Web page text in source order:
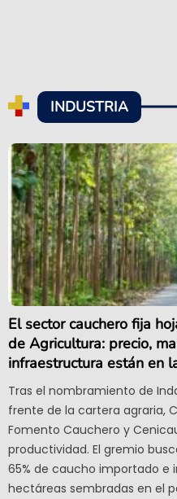
INDUSTRIA
El sector cauchero fija
de Agricultura: precio,
infraestructura están en
Tras el nombramiento de
frente de la cartera agraria,
Fomento Cauchero y
productividad. El gremio
65% de caucho importado e
hectáreas sembradas en el